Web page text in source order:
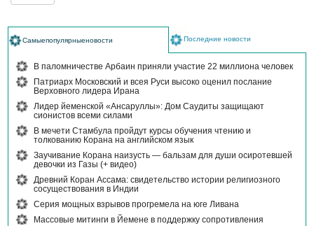
Самыепопулярныеновости Последние новости
В паломничестве Арбаин приняли участие 22 миллиона человек
Патриарх Московский и всея Руси высоко оценил послание
Верховного лидера Ирана
Лидер йеменской «Ансаруллы»: Дом Саудиты защищают
сионистов всеми силами
В мечети Стамбула пройдут курсы обучения чтению и
толкованию Корана на английском язык
Заучивание Корана наизусть — бальзам для души осиротевшей
девочки из Газы (+ видео)
Древний Коран Ассама: свидетельство истории религиозного
сосуществования в Индии
Серия мощных взрывов прогремела на юге Ливана
Массовые митинги в Йемене в поддержку сопротивления